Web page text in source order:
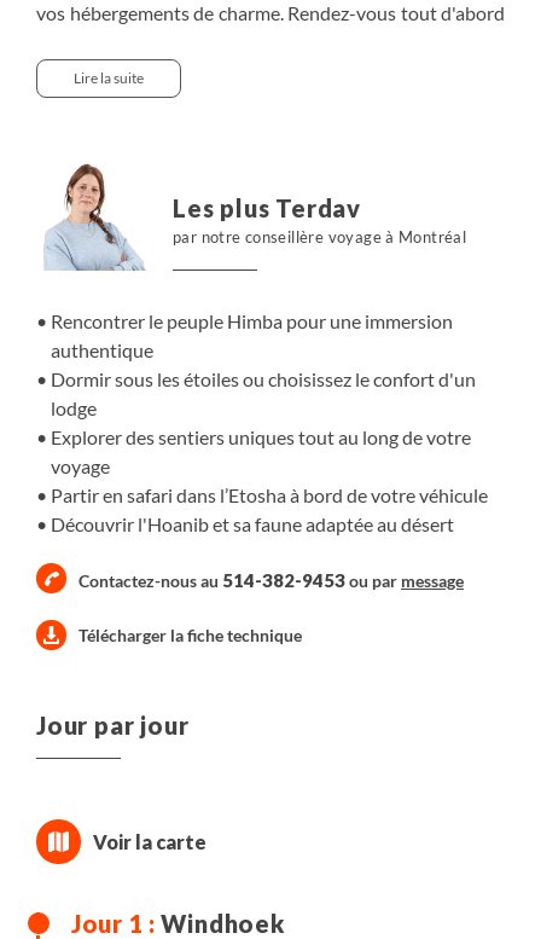
vos hébergements de charme. Rendez-vous tout d'abord
parc d'Etosha. Puis traversez l'Ovamboland et le
Kaokoland pour partir à la rencontre des peuples semi-
beauté naturelle des chutes d'Epupa e, plus au sud, la
région du Damaraland composée de plaines arides
recouvertes de savane dominées par des montagnes.
Lors de votre croisière dans le lagon de Walvis Bay, vous
observez des pélicans, flamants roses et des colonies
Namib avec ses contrastes de couleurs et ses dunes
orangées. Circuit en autonomie avec votre véhicule de
location ou avec un guide-chauffeur selon votre choix.
Lire la suite
Les plus Terdav
par notre conseillère voyage à Montréal
Rencontrer le peuple Himba pour une immersion
authentique
Dormir sous les étoiles ou choisissez le confort d'un
lodge
Explorer des sentiers uniques tout au long de votre
voyage
Partir en safari dans l’Etosha à bord de votre véhicule
Découvrir l'Hoanib et sa faune adaptée au désert
Contactez-nous au 514-382-9453ou par message
Télécharger la fiche technique
Jour par jour
Windhoek